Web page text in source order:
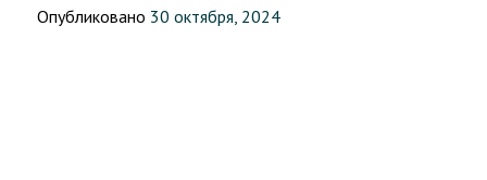
Опубликовано 30 октября, 2024